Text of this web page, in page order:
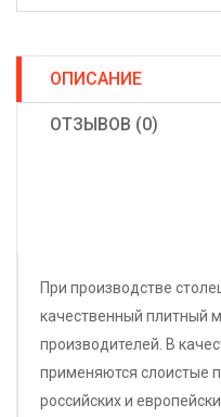
ОПИСАНИЕ
ОТЗЫВОВ (0)
При производстве
качественный плитный
производителей. В
применяются слоистые
российских и